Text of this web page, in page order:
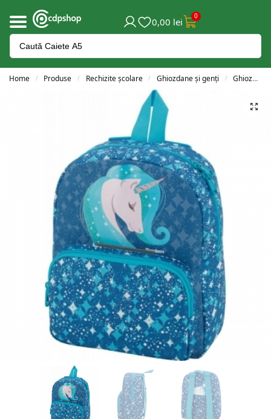
0,00 lei 0
Home / Produse / Rechizite școlare / Ghiozdane și genți / Ghiozdane clasele 0-2